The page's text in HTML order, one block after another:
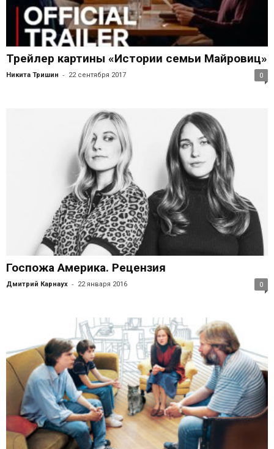
Трейлер картины «Истории семьи Майровиц»
Никита Тришин - 22 сентября 2017 0
Госпожа Америка. Рецензия
Дмитрий Карнаух - 22 января 2016 0